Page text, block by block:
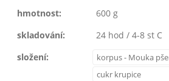
hmotnost:
600 g
skladování:
24 hod / 4-8 st C
složení:
korpus - Mouka
cukr krupice